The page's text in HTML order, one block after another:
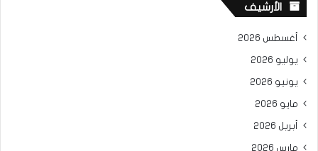
الأرشيف
أغسطس 2026
يوليو 2026
يونيو 2026
مايو 2026
أبريل 2026
مارس 2026